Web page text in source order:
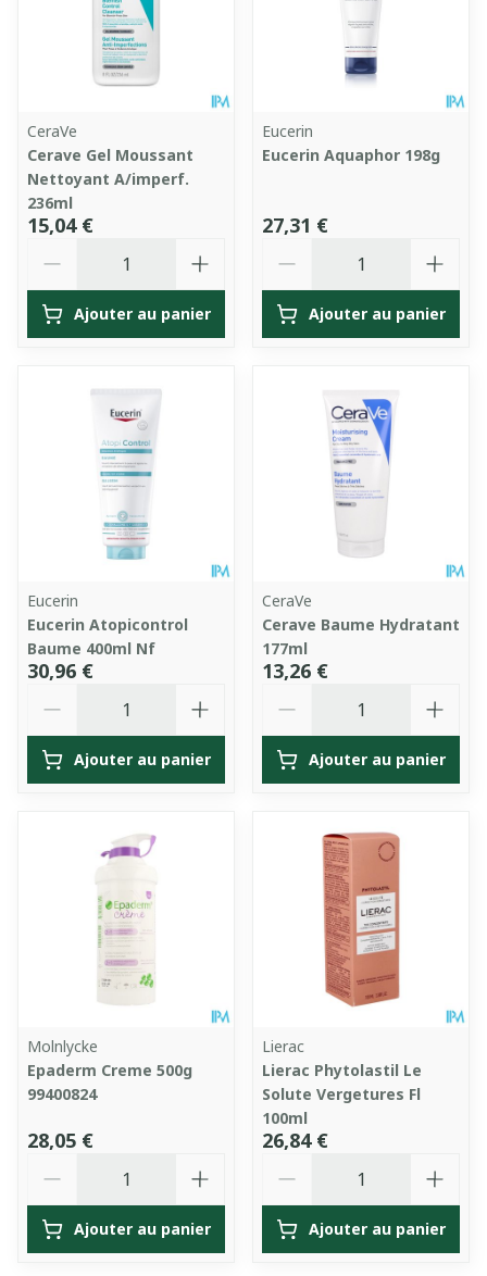
CeraVe
Cerave Gel Moussant
Nettoyant A/imperf.
236ml
15,04 €
Ajouter au panier
Eucerin
Eucerin Aquaphor 198g
27,31 €
Ajouter au panier
Eucerin
Eucerin Atopicontrol
Baume 400ml Nf
30,96 €
Ajouter au panier
CeraVe
Cerave Baume Hydratant
177ml
13,26 €
Ajouter au panier
Molnlycke
Epaderm Creme 500g
99400824
28,05 €
Ajouter au panier
Lierac
Lierac Phytolastil Le
Solute Vergetures Fl
100ml
26,84 €
Ajouter au panier